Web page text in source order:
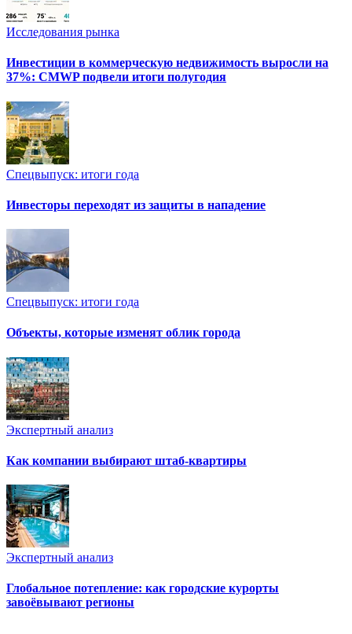
Исследования рынка
Инвестиции в коммерческую недвижимость выросли на
37%: CMWP подвели итоги полугодия
Спецвыпуск: итоги года
Инвесторы переходят из защиты в нападение
Спецвыпуск: итоги года
Объекты, которые изменят облик города
Экспертный анализ
Как компании выбирают штаб-квартиры
Экспертный анализ
Глобальное потепление: как городские курорты
завоёвывают регионы